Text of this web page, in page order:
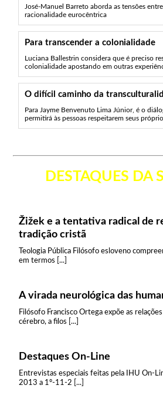
José-Manuel Barreto aborda as tensões
racionalidade eurocêntrica
Para transcender a colonialidade
Luciana Ballestrin considera que é preciso
colonialidade apostando em outras
O difícil caminho da
Para Jayme Benvenuto Lima Júnior, é o
permitirá às pessoas respeitarem seus
DESTAQUES DA
Žižek e a tentativa radical de
tradição cristã
Teologia Pública Filósofo esloveno
em termos [...]
A virada neurológica das
Filósofo Francisco Ortega expõe as
cérebro, a filos [...]
Destaques On-Line
Entrevistas especiais feitas pela IHU On-
2013 a 1º-11-2 [...]